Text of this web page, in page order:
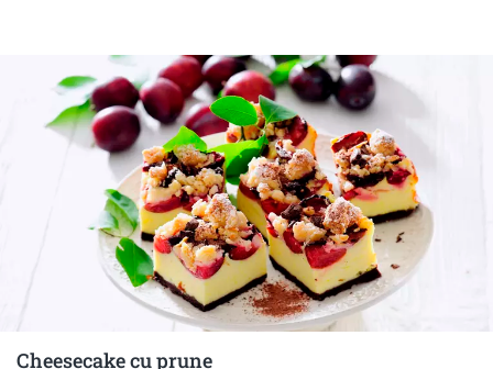
Cheesecake cu prune